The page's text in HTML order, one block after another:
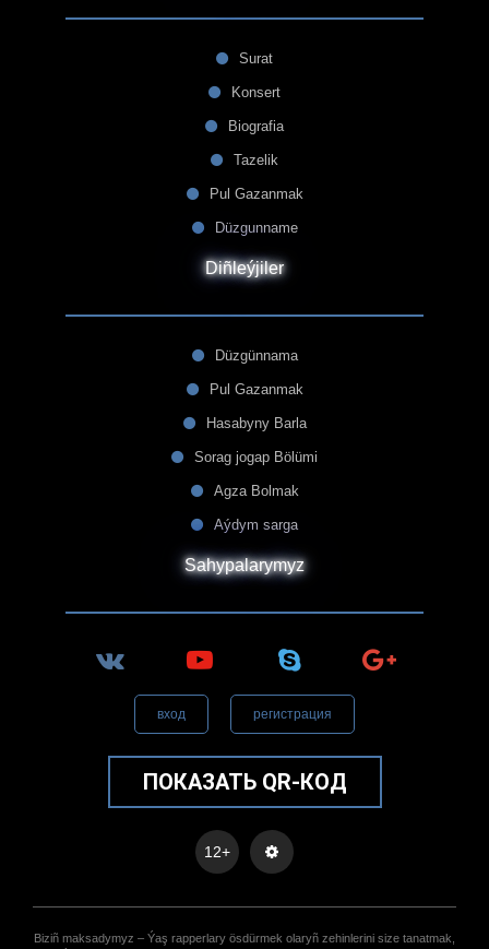
Surat
Konsert
Biografia
Tazelik
Pul Gazanmak
Düzgunname
Diñleýjiler
Düzgünnama
Pul Gazanmak
Hasabyny Barla
Sorag jogap Bölümi
Agza Bolmak
Aýdym sarga
Sahypalarymyz
вход регистрация
ПОКАЗАТЬ QR-КОД
12+
Biziñ maksadymyz – Ýaş rapperlary ösdürmek olaryñ zehinlerini size tanatmak,